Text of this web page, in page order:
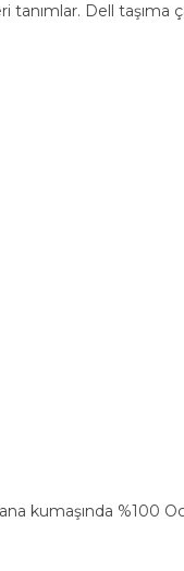
Dell taşıma
kumaşında %100